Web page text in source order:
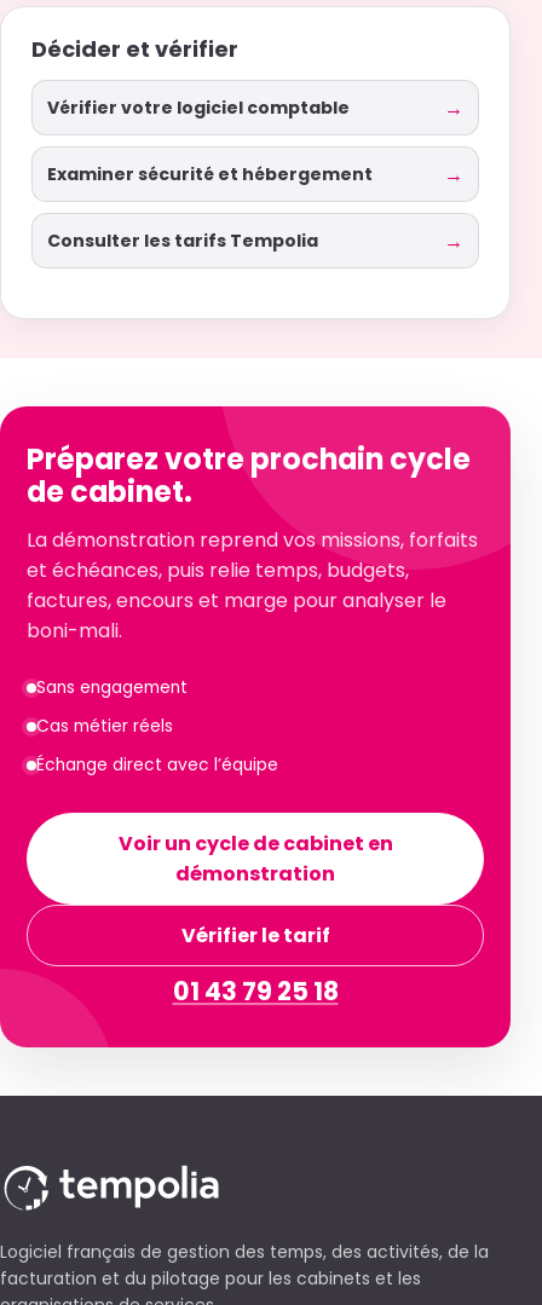
Décider et vérifier
Vérifier votre logiciel comptable
Examiner sécurité et hébergement
Consulter les tarifs Tempolia
Préparez votre prochain cycle
de cabinet.
La démonstration reprend vos missions, forfaits
et échéances, puis relie temps, budgets,
factures, encours et marge pour analyser le
boni-mali.
Cas métier réels
Échange direct avec l’équipe
Voir un cycle de cabinet en
démonstration
Vérifier le tarif
01 43 79 25 18
facturation et du pilotage pour les cabinets et les
organisations de services.